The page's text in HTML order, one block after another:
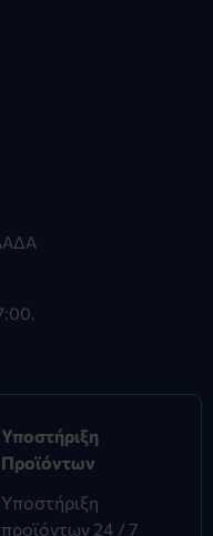
Υποστήριξη
Προϊόντων
Υποστήριξη
προϊόντων 24 / 7